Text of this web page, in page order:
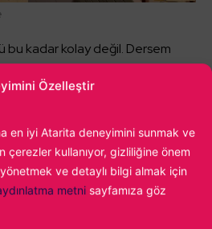
Özelleştir
en iyi Atarita deneyimini sunmak ve
çerezler kullanıyor, gizliliğine önem
ve detaylı bilgi almak için
metni sayfamıza göz
bu kadar kolay değil. Dersem
da birazcık öyle bir şey.
biraz biraz içli dışlı
bir buraya yaptırdığı için